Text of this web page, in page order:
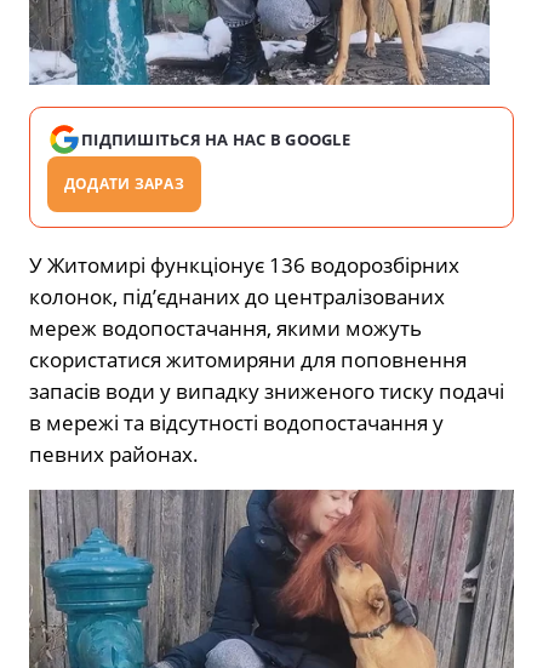
ПІДПИШІТЬСЯ НА НАС В GOOGLE
ДОДАТИ ЗАРАЗ
У Житомирі функціонує 136 водорозбірних
колонок, під’єднаних до централізованих
мереж водопостачання, якими можуть
скористатися житомиряни для поповнення
запасів води у випадку зниженого тиску подачі
в мережі та відсутності водопостачання у
певних районах.